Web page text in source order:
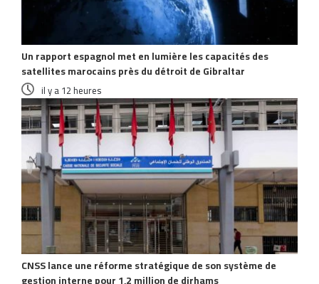
Un rapport espagnol met en lumière les capacités des
satellites marocains près du détroit de Gibraltar
il y a 12 heures
CNSS lance une réforme stratégique de son système de
gestion interne pour 1,2 million de dirhams